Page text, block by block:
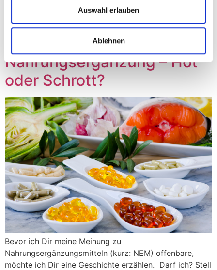
Auswahl erlauben
Ablehnen
Es gibt keinen Textauszug, da dies ein geschützter
Nahrungsergänzung – Hot
oder Schrott?
Bevor ich Dir meine Meinung zu
Nahrungsergänzungsmitteln (kurz: NEM) offenbare,
möchte ich Dir eine Geschichte erzählen. Darf ich? Stell